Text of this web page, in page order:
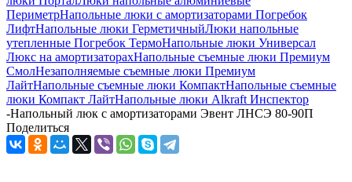
ПериметрНапольные люки с амортизаторами Погребок
ЛифтНапольные люки ГерметичныйЛюки напольные
утепленные Погребок ТермоНапольные люки Универсал
Люкс на амортизаторахНапольные съемные люки Премиум
СмолНезаполняемые съемные люки Премиум
ЛайтНапольные съемные люки КомпактНапольные съемные
люки Компакт ЛайтНапольные люки Alkraft Инспектор
-Напольный люк с амортизаторами Эвент ЛНСЭ 80-90П
Поделиться